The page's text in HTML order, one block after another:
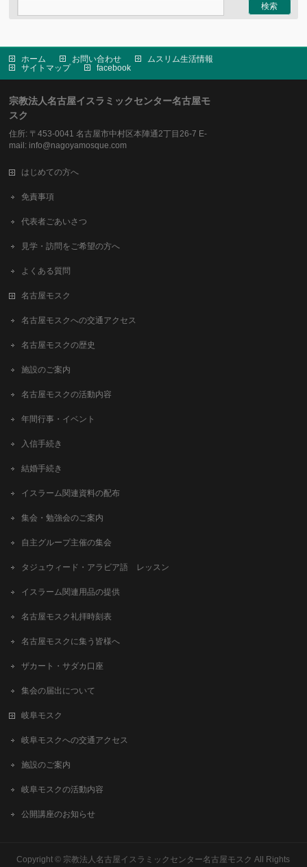
ホーム お問い合わせ
ムスリム生活情報
サイトマップ
facebook
宗教法人名古屋イスラミックセンター名古屋モ
スク
住所: 〒453-0041 名古屋市中村区本陣通2丁目26-7 E-
mail: info@nagoyamosque.com
はじめての方へ
免責事項
代表者ごあいさつ
見学・訪問をご希望の方へ
よくある質問
名古屋モスク
名古屋モスクへの交通アクセス
名古屋モスクの歴史
施設のご案内
名古屋モスクの活動内容
年間行事・イベント
入信手続き
結婚手続き
イスラーム関連資料の配布
集会・勉強会のご案内
自主グループ主催の集会
タジュウィード・アラビア語 レッスン
イスラーム関連用品の提供
名古屋モスク礼拝時刻表
名古屋モスクに集う皆様へ
ザカート・サダカ口座
集会の届出について
岐阜モスク
岐阜モスクへの交通アクセス
施設のご案内
岐阜モスクの活動内容
公開講座のお知らせ
Copyright © 宗教法人名古屋イスラミックセンター名古屋モスク All Rights